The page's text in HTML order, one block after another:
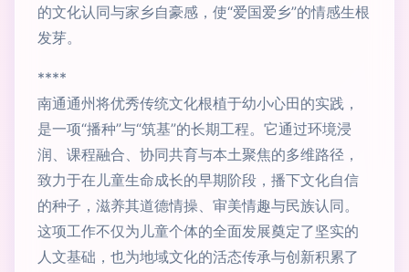
的文化认同与家乡自豪感，使“爱国爱乡”的情感生根
发芽。
****
南通通州将优秀传统文化根植于幼小心田的实践，
是一项“播种”与“筑基”的长期工程。它通过环境浸
润、课程融合、协同共育与本土聚焦的多维路径，
致力于在儿童生命成长的早期阶段，播下文化自信
的种子，滋养其道德情操、审美情趣与民族认同。
这项工作不仅为儿童个体的全面发展奠定了坚实的
人文基础，也为地域文化的活态传承与创新积累了